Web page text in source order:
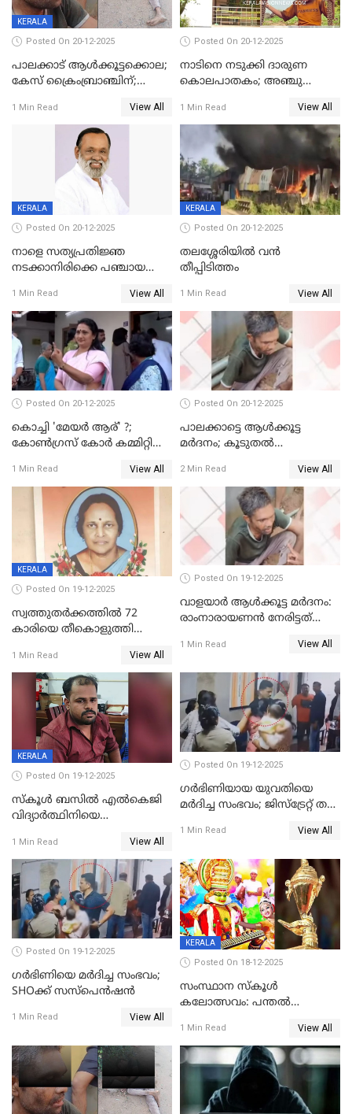
KERALA
Posted On 20-12-2025
പാലക്കാട് ആൾക്കൂട്ടക്കൊല;
കേസ് ക്രൈംബ്രാഞ്ചിന്;
അന്വേഷിക്കും
1 Min Read View All
Posted On 20-12-2025
നാടിനെ നടുക്കി ദാരുണ
കൊലപാതകം; അഞ്ചു
കഴുത്തുഞെരിച്ച് കൊന്നു
1 Min Read View All
KERALA
Posted On 20-12-2025
നാളെ സത്യപ്രതിജ്ഞ
നടക്കാനിരിക്കെ പഞ്ചായത്ത്
1 Min Read View All
KERALA
Posted On 20-12-2025
തലശ്ശേരിയിൽ വൻ
തീപ്പിടിത്തം
1 Min Read View All
Posted On 20-12-2025
കൊച്ചി 'മേയർ ആര്' ?;
കോണ്‍ഗ്രസ് കോര്‍ കമ്മിറ്റി
1 Min Read View All
Posted On 20-12-2025
പാലക്കാട്ടെ ആള്‍ക്കൂട്ട
മര്‍ദനം; കൂടുതല്‍
അംഗ സംഘമെന്ന് വിവരം
2 Min Read View All
KERALA
Posted On 19-12-2025
സ്വത്തുതര്‍ക്കത്തില്‍ 72
കാരിയെ തീകൊളുത്തി
ക്രൂരകൊലപാതകത്തില്‍
സഹോദരിപുത്രന് ജീവപര്യന്തം
1 Min Read View All
Posted On 19-12-2025
വാളയാർ ആൾക്കൂട്ട മർദനം:
രാംനാരായണൻ നേരിട്ടത്
നാൽപ്പതിലേറെ
റിപ്പോർട്ട്
1 Min Read View All
KERALA
Posted On 19-12-2025
സ്കൂൾ ബസിൽ എൽകെജി
വിദ്യാര്‍ത്ഥിനിയെ
ക്ലീനര്‍ പിടിയിൽ
1 Min Read View All
Posted On 19-12-2025
ഗര്‍ഭിണിയായ യുവതിയെ
മര്‍ദിച്ച സംഭവം; ജിസ്‌ട്രേറ്റ് തല
യുവതി
1 Min Read View All
Posted On 19-12-2025
ഗര്‍ഭിണിയെ മർദിച്ച സംഭവം;
SHOക്ക് സസ്പെൻഷൻ
1 Min Read View All
KERALA
Posted On 18-12-2025
സംസ്ഥാന സ്കൂൾ
കലോത്സവം: പന്തൽ
1 Min Read View All